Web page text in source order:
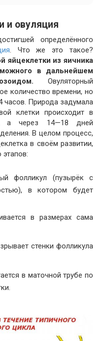
и овуляция
определённого
. Что же это такое?
яйцеклетки из яичника
в дальнейшем
Овуляторный
количество времени, но
часов. Природа задумала
клетки происходит в
а через 14—18 дней
В целом процесс,
в своём развитии,
фолликул (пузырёк с
в котором будет
в размерах сама
стенки фолликула
в маточной трубе по